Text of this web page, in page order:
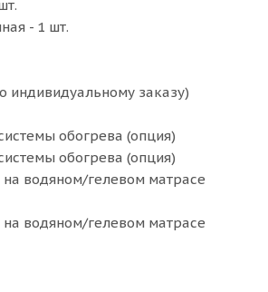
- 1 шт.
индивидуальному заказу)
обогрева (опция)
обогрева (опция)
на водяном/гелевом матрасе
на водяном/гелевом матрасе